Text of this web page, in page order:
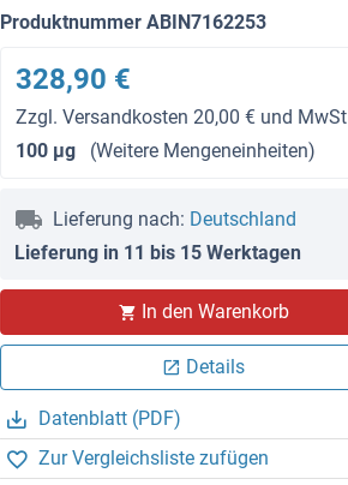
Produktnummer ABIN7162253
328,90 €
Zzgl. Versandkosten 20,00 € und MwSt
100 μg
(Weitere Mengeneinheiten)
Lieferung nach: Deutschland
Lieferung in 11 bis 15 Werktagen
In den Warenkorb
Details
Datenblatt (PDF)
Zur Vergleichsliste zufügen